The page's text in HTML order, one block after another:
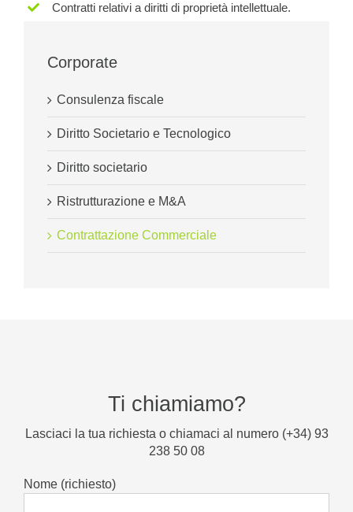
Contratti relativi a diritti di proprietà intellettuale.
Corporate
Consulenza fiscale
Diritto Societario e Tecnologico
Diritto societario
Ristrutturazione e M&A
Contrattazione Commerciale
Ti chiamiamo?
Lasciaci la tua richiesta o chiamaci al numero (+34) 93
238 50 08
Nome (richiesto)